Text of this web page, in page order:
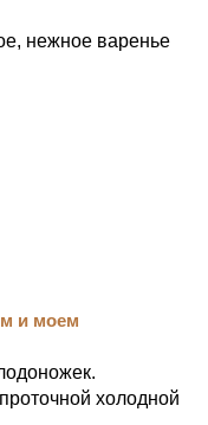
нежное варенье
холодной